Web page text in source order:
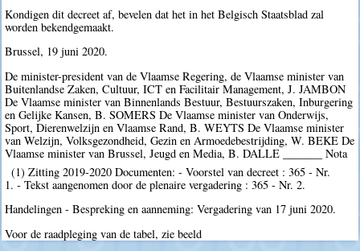
Kondigen dit decreet af, bevelen dat het in het Belgisch Staatsblad zal
worden bekendgemaakt.
Brussel, 19 juni 2020.
De minister-president van de Vlaamse Regering, de Vlaamse minister van
Buitenlandse Zaken, Cultuur, ICT en Facilitair Management, J. JAMBON
De Vlaamse minister van Binnenlands Bestuur, Bestuurszaken, Inburgering
en Gelijke Kansen, B. SOMERS De Vlaamse minister van Onderwijs,
Sport, Dierenwelzijn en Vlaamse Rand, B. WEYTS De Vlaamse minister
van Welzijn, Volksgezondheid, Gezin en Armoedebestrijding, W. BEKE De
Vlaamse minister van Brussel, Jeugd en Media, B. DALLE _______ Nota
(1) Zitting 2019-2020 Documenten: - Voorstel van decreet : 365 - Nr.
1. - Tekst aangenomen door de plenaire vergadering : 365 - Nr. 2.
Handelingen - Bespreking en aanneming: Vergadering van 17 juni 2020.
Voor de raadpleging van de tabel, zie beeld